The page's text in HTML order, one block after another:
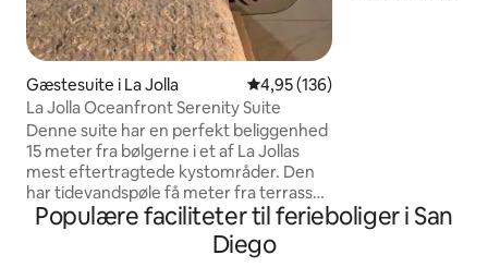
Gæstesuite i La Jolla 4,95 ud af 5 i gennemsnitlig
4,95 (136)
La Jolla Oceanfront Serenity Suite
Denne suite har en perfekt beliggenhed
15 meter fra bølgerne i et af La Jollas
mest eftertragtede kystområder. Den
har tidevandspøle få meter fra terrassen
og spabadet på 150 kvadratmeter og et
lille indvendigt område på 22
kvadratmeter med en suite med
basisprisen, men
ekstra gebyr.
Populære faciliteter til ferieboliger i San
Diego